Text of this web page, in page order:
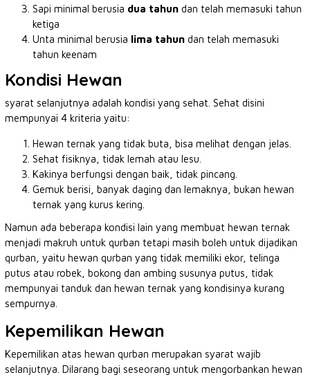
Sapi minimal berusia dua tahun dan telah memasuki tahun
ketiga
Unta minimal berusia lima tahun dan telah memasuki
tahun keenam
Kondisi Hewan
syarat selanjutnya adalah kondisi yang sehat. Sehat disini
mempunyai 4 kriteria yaitu:
Hewan ternak yang tidak buta, bisa melihat dengan jelas.
Sehat fisiknya, tidak lemah atau lesu.
Kakinya berfungsi dengan baik, tidak pincang.
Gemuk berisi, banyak daging dan lemaknya, bukan hewan
ternak yang kurus kering.
Namun ada beberapa kondisi lain yang membuat hewan ternak
menjadi makruh untuk qurban tetapi masih boleh untuk dijadikan
qurban, yaitu hewan qurban yang tidak memiliki ekor, telinga
putus atau robek, bokong dan ambing susunya putus, tidak
mempunyai tanduk dan hewan ternak yang kondisinya kurang
sempurnya.
Kepemilikan Hewan
Kepemilikan atas hewan qurban merupakan syarat wajib
selanjutnya. Dilarang bagi seseorang untuk mengorbankan hewan